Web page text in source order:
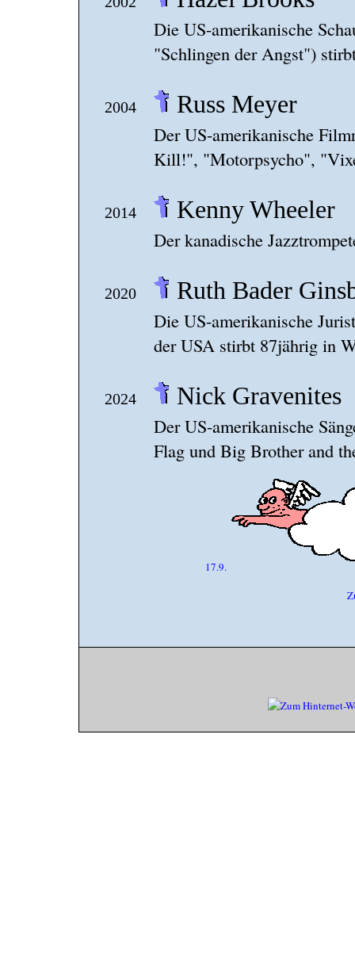
Die US-amerikanische
"Schlingen der Angst")
2004 Russ Meyer
Der US-amerikanische
Kill!", "Motorpsycho",
2014 Kenny Wheeler
Der kanadische
2020 Ruth Bader
Die US-amerikanische
der USA stirbt 87jährig in
2024 Nick Gravenites
Der US-amerikanische
Flag und Big Brother and
17.9.